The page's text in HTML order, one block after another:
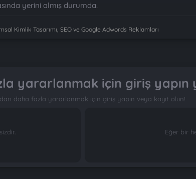
yerini almış durumda.
Kimlik Tasarımı, SEO ve Google Adwords Reklamları
yararlanmak için giriş yapın
daha fazla yararlanmak için giriş yapın veya kayıt olun!
Eğer bir